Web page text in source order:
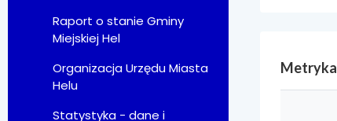
Raport o stanie Gminy
Miejskiej Hel
Organizacja Urzędu Miasta
Helu
Statystyka - dane i
Metryka